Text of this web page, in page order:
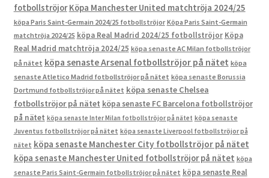
fotbollströjor Köpa Manchester United matchtröja 2024/25
köpa Paris Saint-Germain 2024/25 fotbollströjor Köpa Paris Saint-Germain
matchtröja 2024/25 köpa Real Madrid 2024/25 fotbollströjor Köpa
Real Madrid matchtröja 2024/25 köpa senaste AC Milan fotbollströjor
på nätet köpa senaste Arsenal fotbollströjor på nätet köpa
senaste Atletico Madrid fotbollströjor på nätet köpa senaste Borussia
Dortmund fotbollströjor på nätet köpa senaste Chelsea
fotbollströjor på nätet köpa senaste FC Barcelona fotbollströjor
på nätet köpa senaste Inter Milan fotbollströjor på nätet köpa senaste
Juventus fotbollströjor på nätet köpa senaste Liverpool fotbollströjor på
nätet köpa senaste Manchester City fotbollströjor på nätet
köpa senaste Manchester United fotbollströjor på nätet köpa
senaste Paris Saint-Germain fotbollströjor på nätet köpa senaste Real